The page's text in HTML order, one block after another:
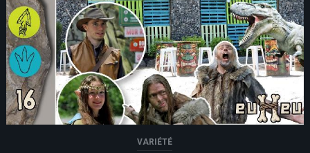
VARIÉTÉ